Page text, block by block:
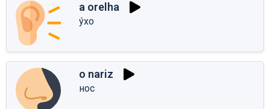
a orelha
у́хо
o nariz
нос